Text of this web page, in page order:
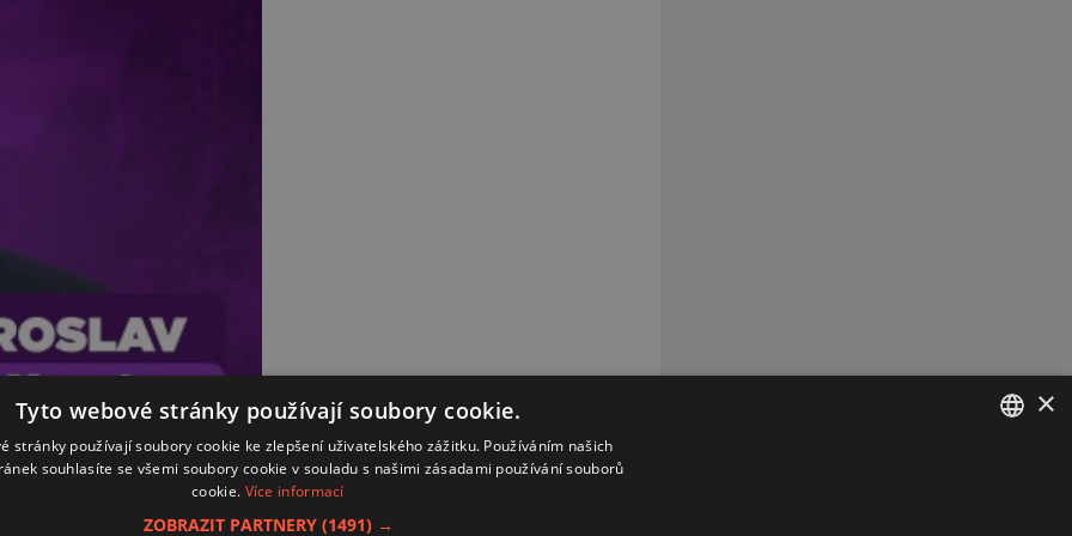
×
Tyto webové stránky používají soubory cookie.
stránky používají soubory cookie ke zlepšení uživatelského zážitku. Používáním našich
souhlasíte se všemi soubory cookie v souladu s našimi zásadami používání souborů
cookie. Více informací
ZOBRAZIT PARTNERY (1491) →